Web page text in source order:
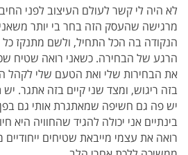
לא היה לי קשר לעולם העיצוב לפני
מרגישה שהעסק הזה בחר בי יותר משאני
הנקודה בה הכל התחיל, ולשם מתנקז
הרגע של הבחירה. כשאני רואה שטיח
את הבחירות שלי ואת הטעם שלי לקהל
בזה ריגוש, ומצד שני קיים בזה אתגר.
יש פה גם חשיפה שמאתגרת אותי גם בפן
בינתיים אני יכולה להגיד שהחוויה היא
רואה את עצמי מייבאת שטיחים ייחודיים